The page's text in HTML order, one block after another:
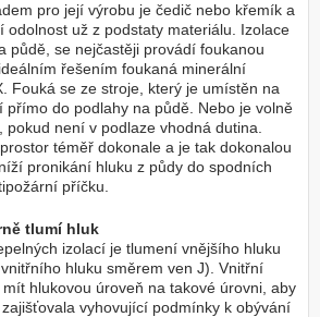
pro její výrobu je čedič nebo křemík a
odolnost už z podstaty materiálu. Izolace
půdě, se nejčastěji provádí foukanou
řešením foukaná minerální
Fouká se ze stroje, který je umístěn na
přímo do podlahy na půdě. Nebo je volně
není v podlaze vhodná dutina.
téměř dokonale a je tak dokonalou
pronikání hluku z půdy do spodních
příčku.
tlumí hluk
izolací je tlumení vnějšího hluku
hluku směrem ven J). Vnitřní
hlukovou úroveň na takové úrovni, aby
vyhovující podmínky k obývání